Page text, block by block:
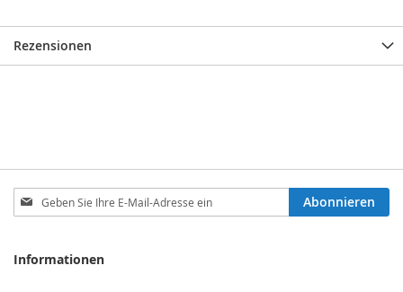
Rezensionen
Melden
Sie
unseren
Abonnieren
Informationen